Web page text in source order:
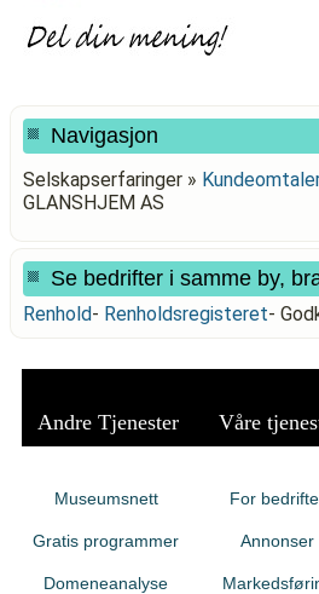
Navigasjon
Selskapserfaringer »
GLANSHJEM AS
Se bedrifter i samme by,
Renhold- Renholdsregisteret-
Andre Tjenester Våre
Museumsnett
Gratis programmer
Domeneanalyse
For
Annonser